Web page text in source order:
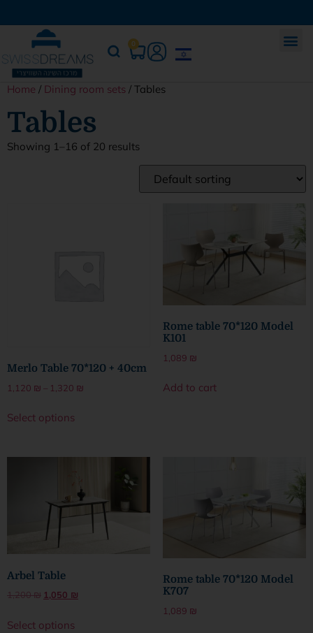
0
Home / Dining room sets / Tables
Tables
Showing 1–16 of 20 results
Merlo Table 70*120 + 40cm
1,120 ₪ – 1,320 ₪
Select options
Rome table 70*120 Model
K101
1,089 ₪
Add to cart
Arbel Table
1,200₪ 1,050 ₪
Select options
Rome table 70*120 Model
K707
1,089 ₪